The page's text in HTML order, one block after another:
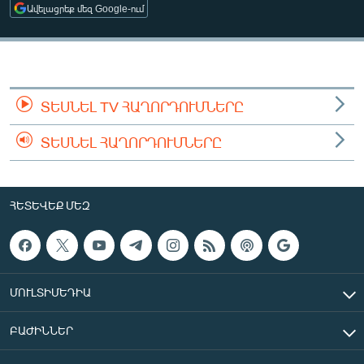
ՄԻՋԱԶԳԱՅԻՆ
ՄՇԱԿՈՒՅԹ
ՄԵԿՆԱԲԱՆՈՒԹՅՈՒՆ
ՏՏ ԵՒ ԻՆՏԵՐՆԵՏ
ԿՈՐՈՆԱՎԻՐՈՒՍ
ԱՐԽԻՎ
ԲԱՆԱՎԵՃ
ՁԳՏԵԼՈՎ ԼԱՎԱԳՈՒՅՆԻՆ
Հայերեն
Ավելացրեք մեզ Google-ում
ՏԵՍՆԵԼ TV ՀԱՂՈՐԴՈՒՄՆԵՐԸ
ՏԵՍՆԵԼ ՀԱՂՈՐԴՈՒՄՆԵՐԸ
ՀԵՏԵՎԵՔ ՄԵԶ
ՄՈՒԼՏԻՄԵԴԻԱ
ԲԱԺԻՆՆԵՐ